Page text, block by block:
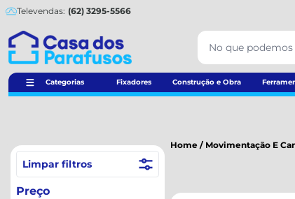
Televendas: (62) 3295-5566
Categorias Fixadores Construção e Obra
Limpar filtros
Preço
Home / Movimentação E